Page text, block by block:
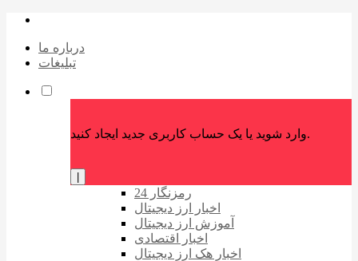
درباره ما
تبلیغات
وارد شوید یا یک حساب کاربری جدید ایجاد کنید.
رمزنگار 24
اخبار ارز دیجیتال
آموزش ارز دیجیتال
اخبار اقتصادی
اخبار هک ارز دیجیتال